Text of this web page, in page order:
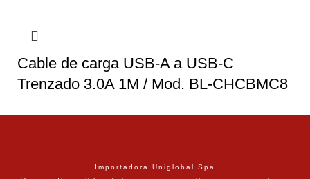
Cable de carga USB-A a USB-C
Trenzado 3.0A 1M / Mod. BL-CHCBMC8
Importadora Uniglobal Spa